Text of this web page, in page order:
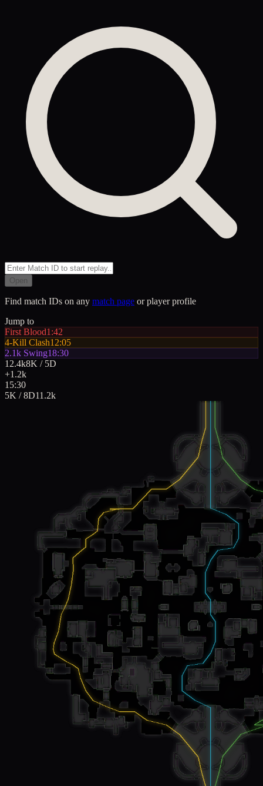
Open
Find match IDs on any match page or player profile
Jump to
First Blood1:42
4-Kill Clash12:05
2.1k Swing18:30
12.4k8K / 5D
+1.2k
15:30
5K / 8D11.2k